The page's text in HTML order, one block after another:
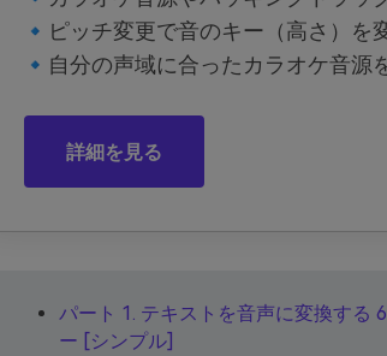
🔹ピッチ変更で音のキー（高さ）を
🔹自分の声域に合ったカラオケ音源
詳細を見る
パート 1. テキストを音声に変換する
ー [シンプル]